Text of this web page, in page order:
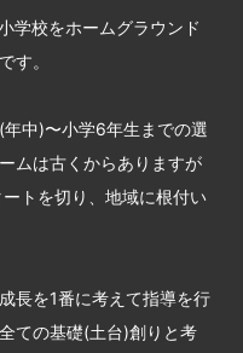
学校をホームグラウンド
す。
中)〜小学6年生までの選
ムは古くからありますが
トを切り、地域に根付い
長を1番に考えて指導を行
ての基礎(土台)創りと考